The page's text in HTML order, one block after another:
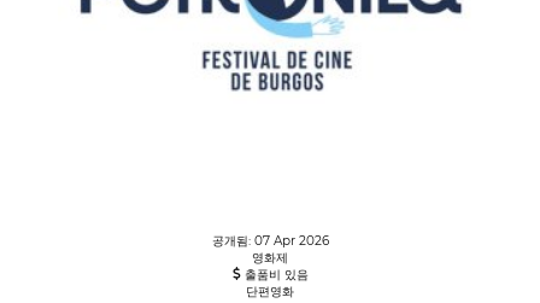
공개됨: 07 Apr 2026
영화제
출품비 있음
단편영화